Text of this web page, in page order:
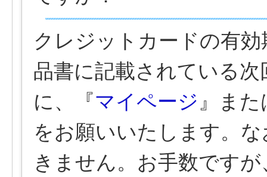
クレジットカードの有
品書に記載されている
に、『マイページ 』ま
をお願いいたします。
きません。お手数です